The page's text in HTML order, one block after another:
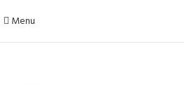
Menu